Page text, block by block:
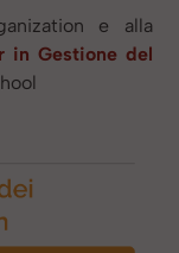
e alla
in Gestione del